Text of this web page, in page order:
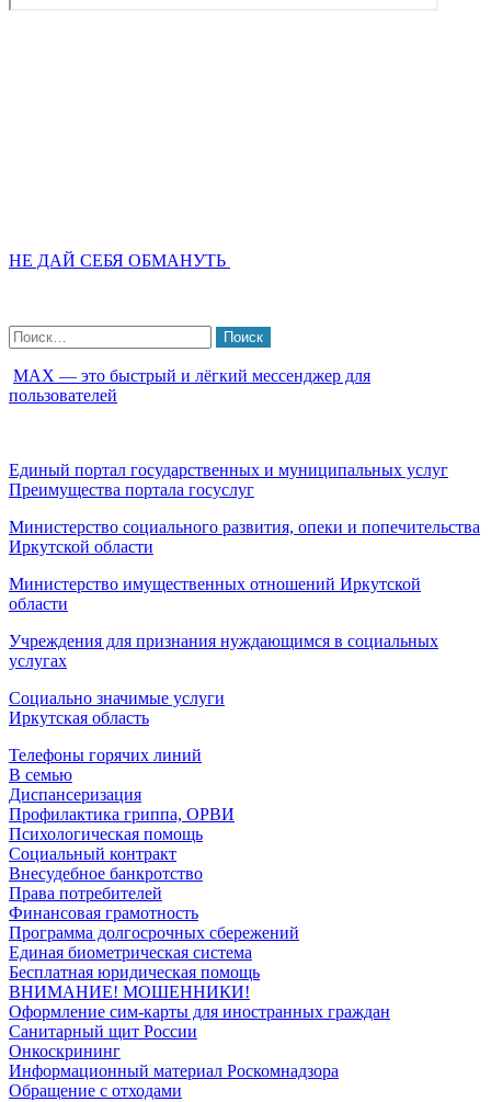
НЕ ДАЙ СЕБЯ ОБМАНУТЬ
Найти:
МАХ — это быстрый и лёгкий мессенджер для
пользователей
Единый портал государственных и муниципальных услуг
Преимущества портала госуслуг
Министерство социального развития, опеки и попечительства
Иркутской области
Министерство имущественных отношений Иркутской
области
Учреждения для признания нуждающимся в социальных
услугах
Социально значимые услуги
Иркутская область
Телефоны горячих линий
В семью
Диспансеризация
Профилактика гриппа, ОРВИ
Психологическая помощь
Социальный контракт
Внесудебное банкротство
Права потребителей
Финансовая грамотность
Программа долгосрочных сбережений
Единая биометрическая система
Бесплатная юридическая помощь
ВНИМАНИЕ! МОШЕННИКИ!
Оформление сим-карты для иностранных граждан
Санитарный щит России
Онкоскрининг
Информационный материал Роскомнадзора
Обращение с отходами